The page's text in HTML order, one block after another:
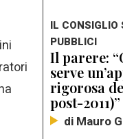
IL CONSIGLIO
PUBBLICI
Il parere:
serve
rigorosa
post-2011)”
di Mauro